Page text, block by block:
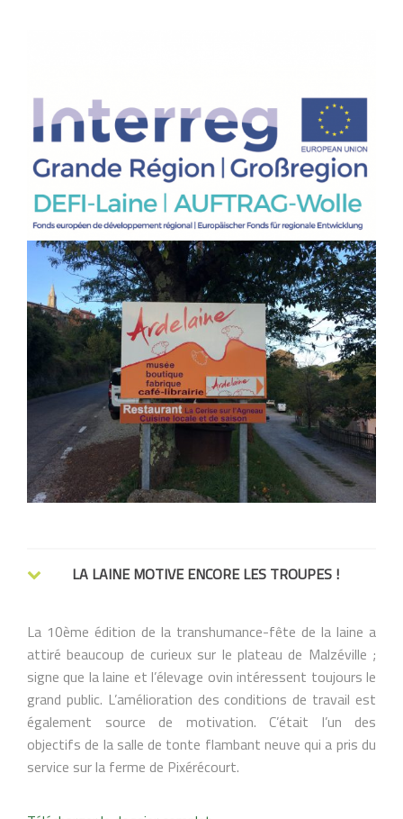
LA LAINE MOTIVE ENCORE LES TROUPES !
La 10ème édition de la transhumance-fête de la laine a
attiré beaucoup de curieux sur le plateau de Malzéville ;
signe que la laine et l’élevage ovin intéressent toujours le
grand public. L’amélioration des conditions de travail est
également source de motivation. C’était l’un des
objectifs de la salle de tonte flambant neuve qui a pris du
service sur la ferme de Pixérécourt.